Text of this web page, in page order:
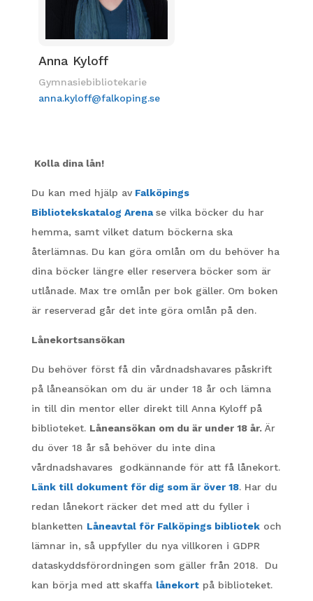
Anna Kyloff
Gymnasiebibliotekarie
anna.kyloff@falkoping.se
Kolla dina lån!
Du kan med hjälp av Falköpings
Bibliotekskatalog Arena se vilka böcker du har
hemma, samt vilket datum böckerna ska
återlämnas. Du kan göra omlån om du behöver ha
dina böcker längre eller reservera böcker som är
utlånade. Max tre omlån per bok gäller. Om boken
är reserverad går det inte göra omlån på den.
Lånekortsansökan
Du behöver först få din vårdnadshavares påskrift
på låneansökan om du är under 18 år och lämna
in till din mentor eller direkt till Anna Kyloff på
biblioteket. Låneansökan om du är under 18 år. Är
du över 18 år så behöver du inte dina
vårdnadshavares godkännande för att få lånekort.
Länk till dokument för dig som är över 18.Har du
redan lånekort räcker det med att du fyller i
blanketten Låneavtal för Falköpings bibliotekoch
lämnar in, så uppfyller du nya villkoren i GDPR
dataskyddsförordningen som gäller från 2018.
Du
kan börja med att skaffa lånekortpå biblioteket.